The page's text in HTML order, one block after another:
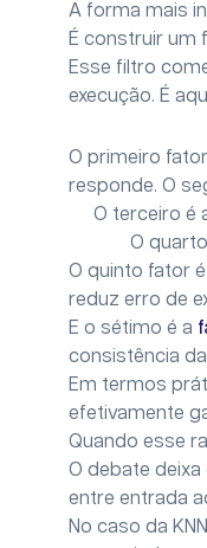
A forma mais
É construir um
Esse filtro
execução. É
O primeiro
responde. O
O terceiro é
O
O quinto fator
reduz erro de
E o sétimo é a
consistência
Em termos
efetivamente
Quando esse
O debate
entre entrada
No caso da